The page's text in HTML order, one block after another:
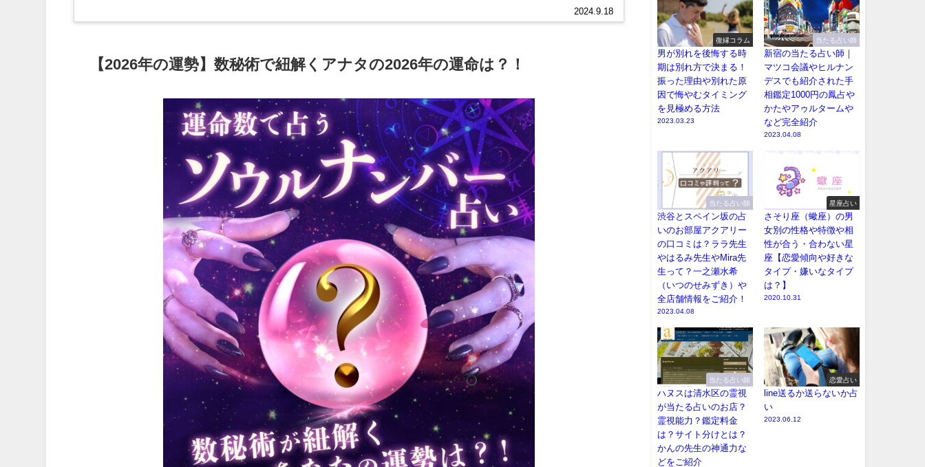
2024.9.18
【2026年の運勢】数秘術で紐解くアナタの2026年の運命は？！
復縁コラム
男が別れを後悔する時
期は別れ方で決まる！
振った理由や別れた原
因で悔やむタイミング
を見極める方法
2023.03.23
当たる占い師
新宿の当たる占い師｜
マツコ会議やヒルナン
デスでも紹介された手
相鑑定1000円の鳳占や
かたやアゥルタームや
など完全紹介
2023.04.08
当たる占い師
渋谷とスペイン坂の占
いのお部屋アクアリー
の口コミは？ララ先生
やはるみ先生やMira先
生って？一之瀬水希
（いつのせみずき）や
全店舗情報をご紹介！
2023.04.08
星座占い
さそり座（蠍座）の男
女別の性格や特徴や相
性が合う・合わない星
座【恋愛傾向や好きな
タイプ・嫌いなタイプ
は？】
2020.10.31
当たる占い師
ハヌスは清水区の霊視
が当たる占いのお店？
霊視能力？鑑定料金
は？サイト分けとは？
かんの先生の神通力な
どをご紹介
恋愛占い
line送るか送らないか占
い
2023.06.12